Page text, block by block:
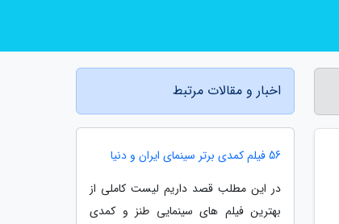
اخبار و مقالات مرتبط
56 فیلم کمدی برتر سینمای ایران و دنیا
در این مطلب قصد داریم لیست کاملی از
بهترین فیلم های سینمایی طنز و کمدی